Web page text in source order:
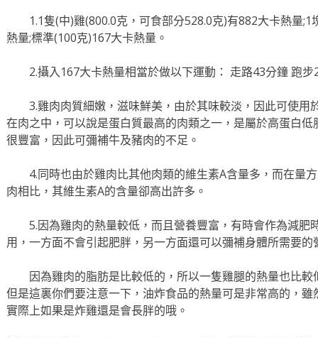
1.1隻(中)雞(800.0克，可食部分528.0克)有882大卡熱量
熱量;標準(100克)167大卡熱量。
2.攝入167大卡熱量相當於做以下運動： 走路43分鐘 跑
3.雞肉肉質細嫩，滋味鮮美，由於其味較淡，因此可使用
在肉之中，可以說是蛋白質最高的肉類之一，是屬於高蛋白
很豐富，因此可彌補牛及豬肉的不足。
4.同時也由於雞肉比其他肉類的維生素A含量多，而在量
肉相比，其維生素A的含量卻高出許多。
5.因為雞肉的熱量較低，而且營養豐富，有時會作為減肥
用，一方面不會引起肥胖，另一方面還可以彌補身體所需要的
因為雞肉的脂肪是比較低的，所以一隻雞腿的熱量也比
但是這裏你們要注意一下，油炸食品的熱量可是非常高的，
實際上如果是炸雞還是會長胖的哦。